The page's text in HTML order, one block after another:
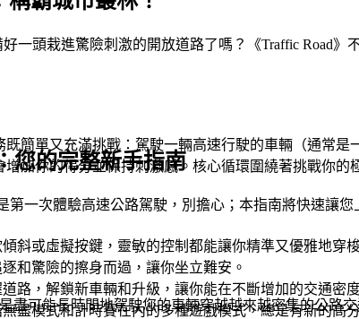
好一頭栽進驚險刺激的開放道路了嗎？《Traffic
既簡單又充滿挑戰：駕駛一輛高速行駛的車輛（通常
加你的得分並保持刺激感。核心循環圍繞著挑戰你
斜或虛擬按鍵，靈敏的控制都能讓你精準又優雅地穿
和驚險的擦身而過，讓你坐立難安。
路，解鎖新車輛和升級，讓你能在不斷增加的交通密
盡模式和計時賽在內的多種遊戲模式，總是有新的高
您的完整新手指南
第一次體驗高速公路駕駛，別擔心；本指南將快速讓
盡可能長時間地駕駛您的車輛穿越越來越密集的公路